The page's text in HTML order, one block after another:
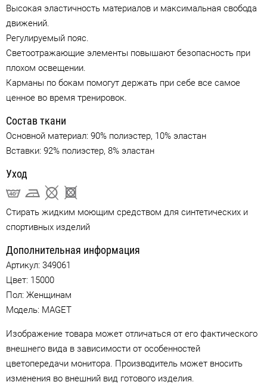
Высокая эластичность материалов и максимальная свобода
движений.
Регулируемый пояс.
Светоотражающие элементы повышают безопасность при
плохом освещении.
Карманы по бокам помогут держать при себе все самое
ценное во время тренировок.
Состав ткани
Основной материал: 90% полиэстер, 10% эластан
Вставки: 92% полиэстер, 8% эластан
Уход
Стирать жидким моющим средством для синтетических и
спортивных изделий
Дополнительная информация
Артикул: 349061
Цвет: 15000
Пол: Женщинам
Модель: MAGET
Изображение товара может отличаться от его фактического
внешнего вида в зависимости от особенностей
цветопередачи монитора. Производитель может вносить
изменения во внешний вид готового изделия.